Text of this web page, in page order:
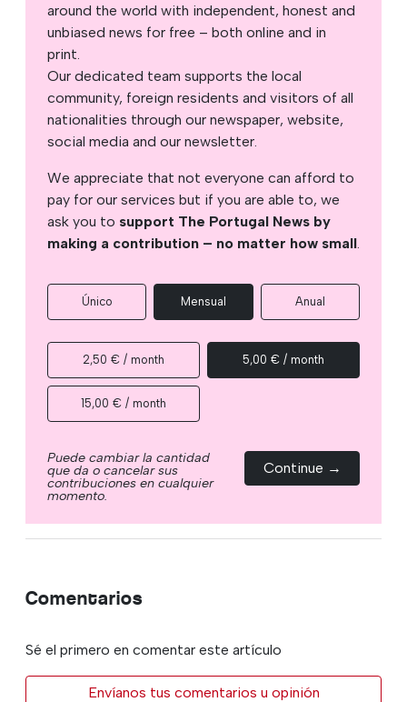
around the world with independent, honest and
unbiased news for free – both online and in
print.
Our dedicated team supports the local
community, foreign residents and visitors of all
nationalities through our newspaper, website,
social media and our newsletter.
We appreciate that not everyone can afford to
pay for our services but if you are able to, we
ask you to support The Portugal News by
making a contribution – no matter how small.
Único Mensual Anual
2,50 € / month 5,00 € / month
15,00 € / month
Puede cambiar la cantidad
que da o cancelar sus
contribuciones en cualquier
momento.
Continue →
Comentarios
Sé el primero en comentar este artículo
Envíanos tus comentarios u opinión